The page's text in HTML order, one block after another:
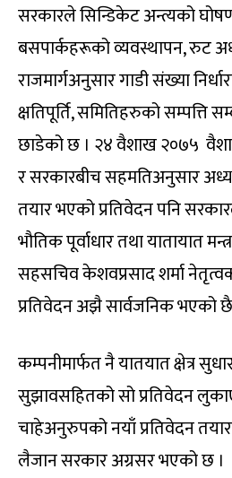
सरकारले सिन्डिकेट अन्त्यको
बसपार्कहरूको व्यवस्थापन, रुट
राजमार्गअनुसार गाडी संख्या
क्षतिपूर्ति, समितिहरुको सम्पत्ति
छाडेको छ । २४ वैशाख २०७५
र सरकारबीच सहमतिअनुसार
तयार भएको प्रतिवेदन पनि
भौतिक पूर्वाधार तथा यातायात
सहसचिव केशवप्रसाद शर्मा
प्रतिवेदन अझै सार्वजनिक भएको
कम्पनीमार्फत नै यातयात क्षेत्र
सुझावसहितको सो प्रतिवेदन
चाहेअनुरुपको नयाँ प्रतिवेदन
लैजान सरकार अग्रसर भएको छ ।